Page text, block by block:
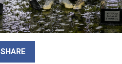
SHARE